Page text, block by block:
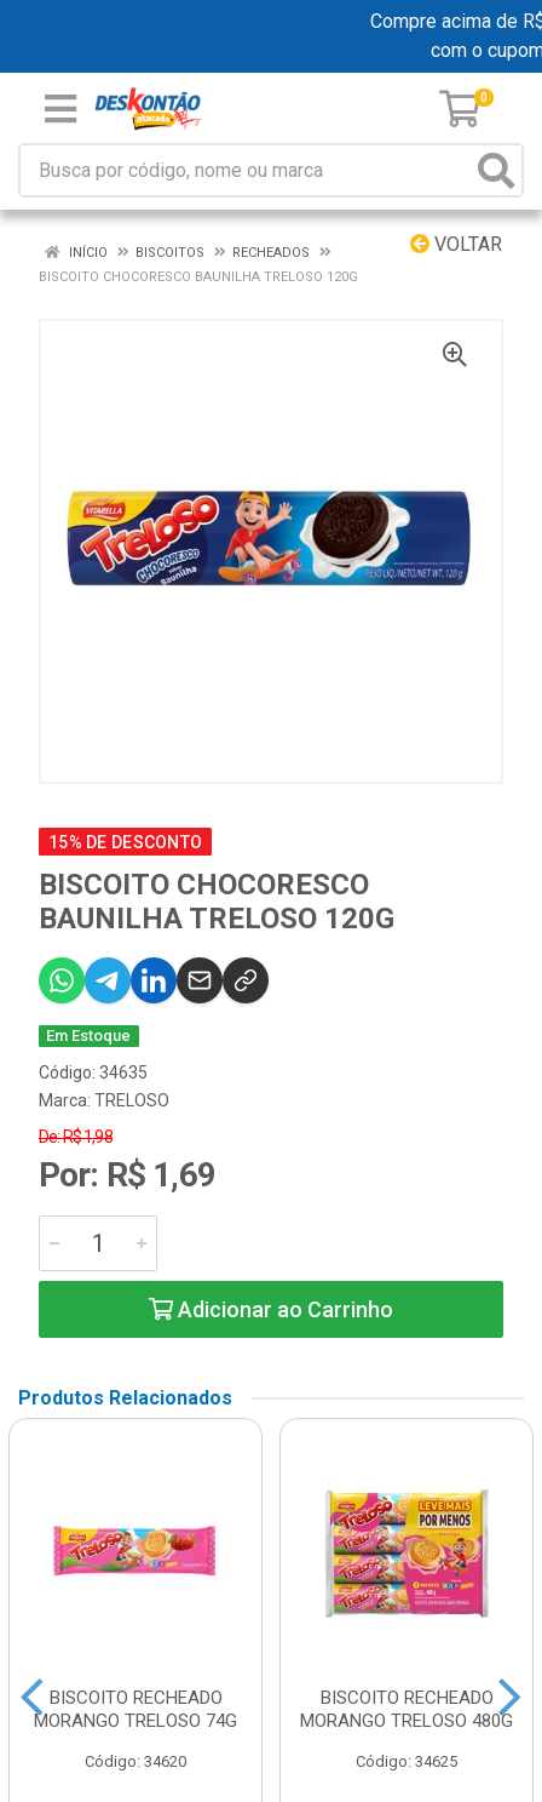
Compre acima de
com o
0
VOLTAR
INÍCIO BISCOITOS
RECHEADOS
BISCOITO CHOCORESCO BAUNILHA TRELOSO 120G
15% DE DESCONTO
BISCOITO CHOCORESCO
BAUNILHA TRELOSO 120G
Em Estoque
Código: 34635
Marca: TRELOSO
De: R$ 1,98
Por: R$ 1,69
Adicionar ao Carrinho
Produtos Relacionados
BISCOITO RECHEADO
MORANGO TRELOSO 74G
Código: 34620
BISCOITO RECHEADO
MORANGO TRELOSO 480G
Código: 34625